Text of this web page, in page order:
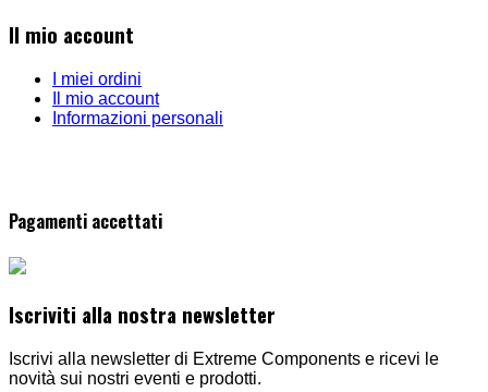
Il mio account
I miei ordini
Il mio account
Informazioni personali
Pagamenti accettati
Iscriviti alla nostra newsletter
Iscrivi alla newsletter di Extreme Components e ricevi le
novità sui nostri eventi e prodotti.